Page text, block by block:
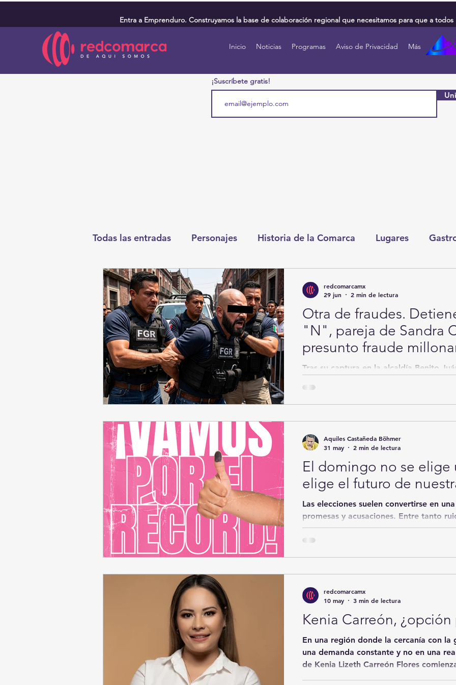
Entra a Emprenduro. Construyamos la base de colaboración regional que necesitamos para que a
Inicio Noticias Programas Aviso de Privacidad Más
¡Suscríbete gratis!
Todas las entradas Personajes Historia de la Comarca Lugares
Deportes Salud Entretenimiento
Round Cero Columnistas CDMX Nacionales Internacionales
Chismes Qué Curioso Gómez Palacio
Durango Titulares en Inicio Coahuila
Santa Aurelia de los Vientos San Pedro
Otra de fraudes.
"N", pareja de Sandra
presunto fraude
Tras su captura en la alcaldía Benito
Coahuila para ser trasladado a Torreón,
ante un juez que determinará su
redcomarcamx
29 jun
2 min de lectura
El domingo no se elige
elige el futuro de
Las elecciones suelen convertirse en
promesas y acusaciones. Entre tanto
fundamental: el voto no pertenece a
a los ciudadanos.
Aquiles Castañeda Böhmer
31 may
2 min de lectura
Kenia Carreón, ¿opción
En una región donde la cercanía con la
una demanda constante y no en una
de Kenia Lizeth Carreón Flores
redcomarcamx
10 may
3 min de lectura